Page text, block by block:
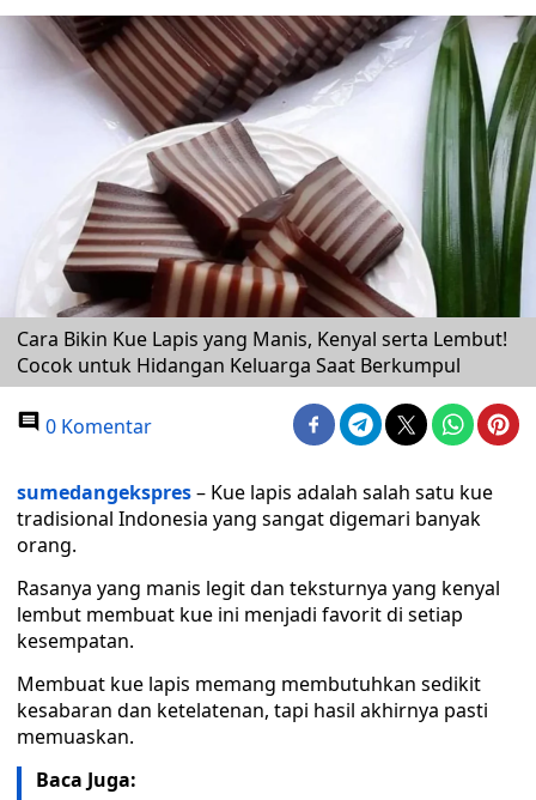
Cara Bikin Kue Lapis yang Manis, Kenyal serta Lembut!
Cocok untuk Hidangan Keluarga Saat Berkumpul
0 Komentar
sumedangekspres– Kue lapis adalah salah satu kue
tradisional Indonesia yang sangat digemari banyak
orang.
Rasanya yang manis legit dan teksturnya yang kenyal
lembut membuat kue ini menjadi favorit di setiap
kesempatan.
Membuat kue lapis memang membutuhkan sedikit
kesabaran dan ketelatenan, tapi hasil akhirnya pasti
memuaskan.
Baca Juga: